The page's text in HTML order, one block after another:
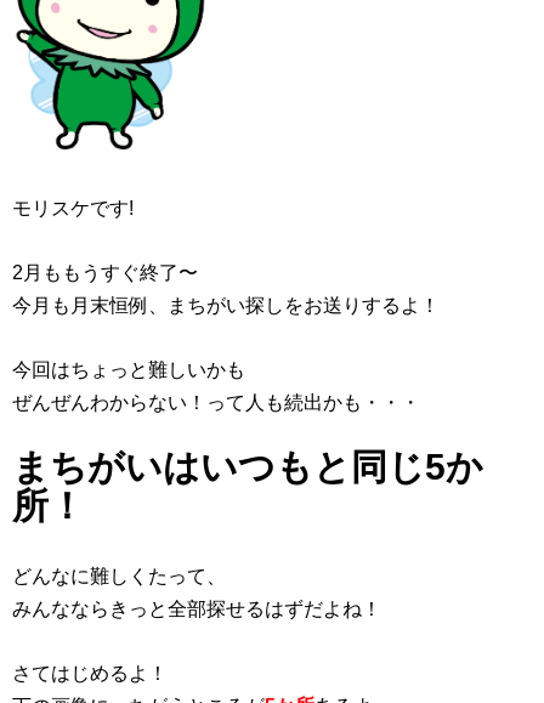
モリスケです!
2月ももうすぐ終了〜
今月も月末恒例、まちがい探しをお送りするよ！
今回はちょっと難しいかも
ぜんぜんわからない！って人も続出かも・・・
まちがいはいつもと同じ5か
所！
どんなに難しくたって、
みんなならきっと全部探せるはずだよね！
さてはじめるよ！